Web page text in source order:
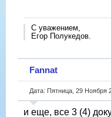
С уважением,
Егор Полукедов.
Fannat
Дата: Пятница, 29 Ноября
и еще, все 3 (4)